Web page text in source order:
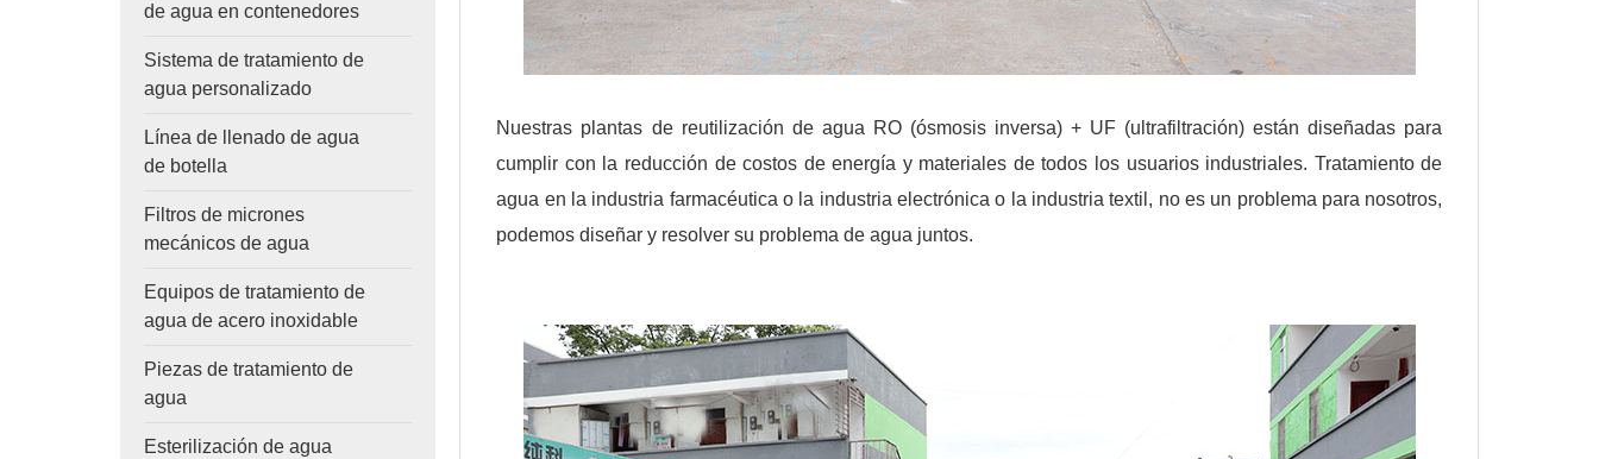
de agua en contenedores
Sistema de tratamiento de
agua personalizado
Línea de llenado de agua
de botella
Filtros de micrones
mecánicos de agua
Equipos de tratamiento de
agua de acero inoxidable
Piezas de tratamiento de
agua
Esterilización de agua
Nuestras plantas de reutilización de agua RO (ósmosis inversa) + UF (ultrafiltración) están diseñadas para
cumplir con la reducción de costos de energía y materiales de todos los usuarios industriales. Tratamiento de
agua en la industria farmacéutica o la industria electrónica o la industria textil, no es un problema para nosotros,
podemos diseñar y resolver su problema de agua juntos.